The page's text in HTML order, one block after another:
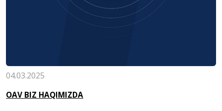
04.03.2025
OAV BIZ HAQIMIZDA